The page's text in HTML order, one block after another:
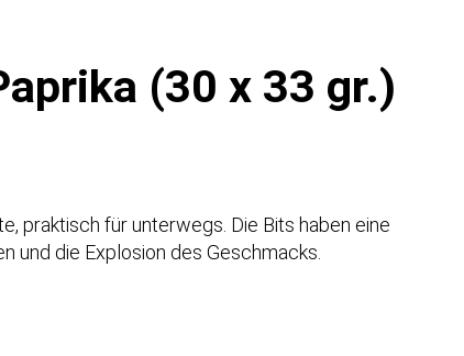
(30 x 33 gr.)
praktisch für unterwegs. Die Bits haben eine
und die Explosion des Geschmacks.